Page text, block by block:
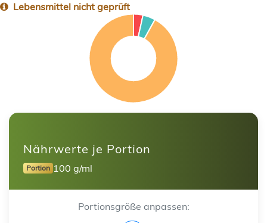
Lebensmittel nicht geprüft
Nährwerte je Portion
Portion 100 g/ml
Portionsgröße anpassen: